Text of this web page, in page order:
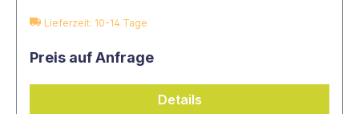
Lieferzeit: 10-14 Tage
Preis auf Anfrage
Details